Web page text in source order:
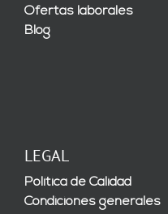
Ofertas laborales
Blog
LEGAL
Política de Calidad
Condiciones generales